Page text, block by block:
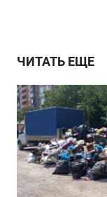
ЧИТАТЬ ЕЩЕ